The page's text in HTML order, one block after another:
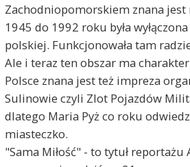
Zachodniopomorskiem znana jest
1945 do 1992 roku była
polskiej. Funkcjonowała tam
Ale i teraz ten obszar ma
Polsce znana jest też impreza
Sulinowie czyli Zlot Pojazdów
dlatego Maria Pyż co roku
miasteczko.
"Sama Miłość" - to tytuł